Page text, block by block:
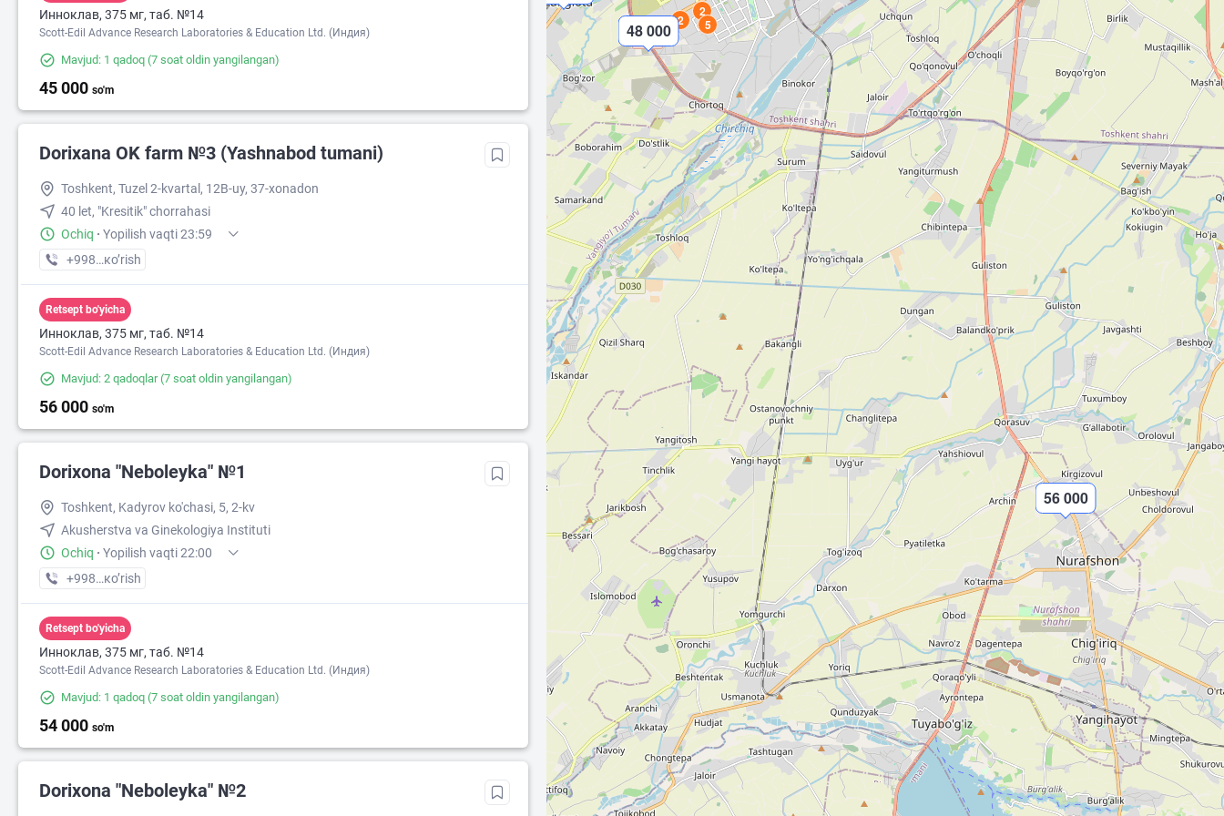
Инноклав, 375 мг, таб. №14
Scott-Edil Advance Research Laboratories & Education Ltd. (Индия)
Mavjud: 1 qadoq (7 soat oldin yangilangan)
45 000 so'm
Dorixana OK farm №3 (Yashnabod tumani)
Toshkent, Tuzel 2-kvartal, 12B-uy, 37-xonadon
40 let, "Kresitik" chorrahasi
Ochiq · Yopilish vaqti 23:59
+998 (90) XXX-XX-XX
кo’rish
Retsept bo'yicha
Инноклав, 375 мг, таб. №14
Scott-Edil Advance Research Laboratories & Education Ltd. (Индия)
Mavjud: 2 qadoqlar(7 soat oldin yangilangan)
56 000 so'm
Dorixona "Neboleyka" №1
Toshkent, Kadyrov ko'chasi, 5, 2-kv
Akusherstva va Ginekologiya Instituti
Ochiq · Yopilish vaqti 22:00
+998 (71) XXX-XX-XX
кo’rish
Retsept bo'yicha
Инноклав, 375 мг, таб. №14
Scott-Edil Advance Research Laboratories & Education Ltd. (Индия)
Mavjud: 1 qadoq (7 soat oldin yangilangan)
54 000 so'm
Dorixona "Neboleyka" №2
56 000
48 000 2
2
5